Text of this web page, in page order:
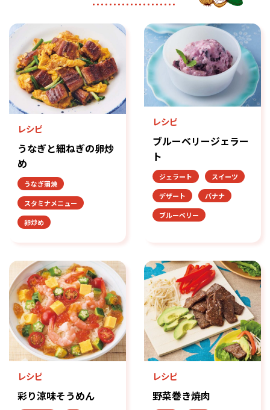
レシピ
うなぎと細ねぎの卵炒
め
うなぎ蒲焼
スタミナメニュー
卵炒め
レシピ
ブルーベリージェラー
ト
ジェラート
スイーツ
デザート
バナナ
ブルーベリー
レシピ
彩り涼味そうめん
レシピ
野菜巻き焼肉